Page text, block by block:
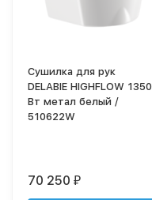
Сушилка для рук
DELABIE HIGHFLOW 1350
Вт метал белый /
510622W
70 250₽